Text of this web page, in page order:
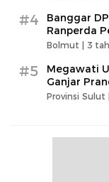
#4
Banggar
Ranperda
Bolmut | 3
#5
Megawati
Ganjar
Provinsi Sulut |